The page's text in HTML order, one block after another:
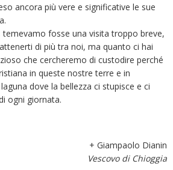
ancora più vere e significative le sue
temevamo fosse una visita troppo breve,
di più tra noi, ma quanto ci hai
che cercheremo di custodire perché
in queste nostre terre e in
dove la bellezza ci stupisce e ci
ogni giornata.
+ Giampaolo Dianin
Vescovo di Chioggia